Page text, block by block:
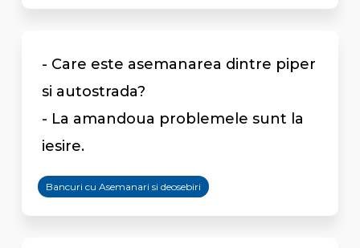
- Care este asemanarea dintre piper
si autostrada?
- La amandoua problemele sunt la
iesire.
Bancuri cu Asemanari si deosebiri